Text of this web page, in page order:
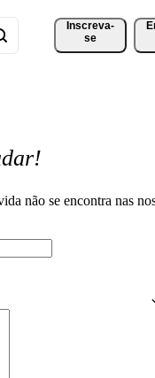
Inscreva-
se
não se encontra nas